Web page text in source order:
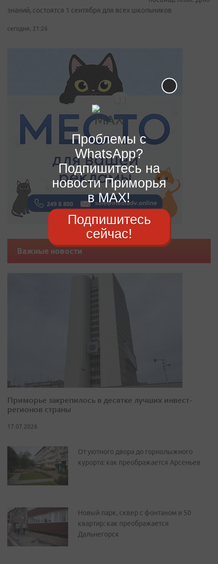
знаний, состоятся 1 сентября для всех школьников
сегодня, 21:26
Важные новости
Приморье закрепилось в десятке лучших инвест-
регионов страны
17.07.2026
От уютного двора до горнолыжного
курорта: как преображается Арсеньев
Новый парк, сквер с фонтаном и 50
квартир: как преображается
Дальнегорск
Проблемы с
WhatsApp?
Подпишитесь на
новости Приморья
в MAX!
Подпишитесь
сейчас!